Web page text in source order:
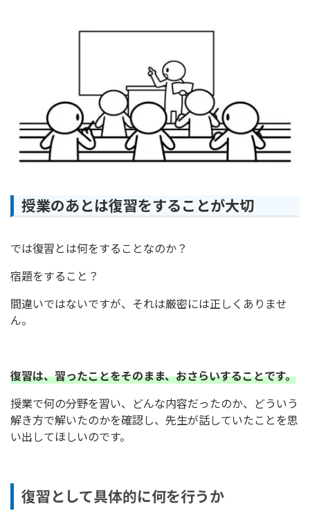
授業のあとは復習をすることが大切
では復習とは何をすることなのか？
宿題をすること？
間違いではないですが、それは厳密には正しくありませ
ん。
復習は、習ったことをそのまま、おさらいすることです。
授業で何の分野を習い、どんな内容だったのか、どういう
解き方で解いたのかを確認し、先生が話していたことを思
い出してほしいのです。
復習として具体的に何を行うか